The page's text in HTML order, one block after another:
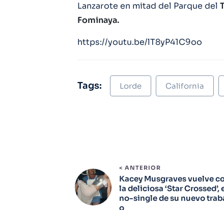
Lanzarote en mitad del Parque del
Fominaya.
https://youtu.be/lT8yP41C9oo
Tags: Lorde California
< ANTERIOR
Kacey Musgraves vuelve
la deliciosa ‘Star Crossed’,
no-single de su nuevo
o